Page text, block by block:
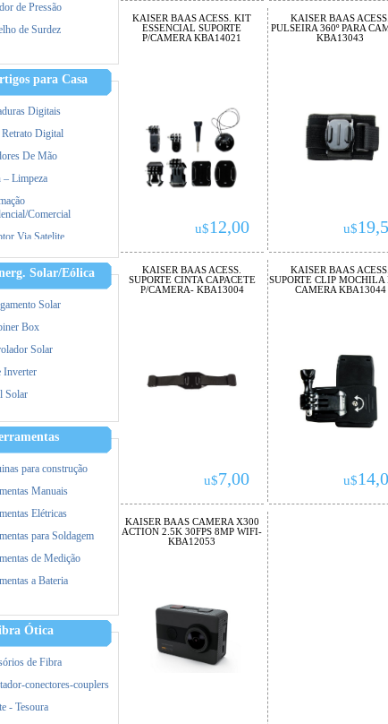
de Pressão
de Surdez
capilar
de Tosa
para Casa
Digitais
Retrato Digital
De Mão
– Limpeza
Comercial
Via Satelite
De Papel
Solar/Eólica
Solar
Box
Solar
Inverter
Solar
para construção
Manuais
Elétricas
para Soldagem
de Medição
a Bateria
de Proteção (EPI)
Ótica
de Fibra
conectores-couplers
- Tesoura
KAISER BAAS ACESS. KIT
ESSENCIAL SUPORTE
P/CAMERA KBA14021
u$12,00
KAISER BAAS ACESS.
PULSEIRA 360º PARA
KBA13043
u$
KAISER BAAS ACESS.
SUPORTE CINTA CAPACETE
P/CAMERA- KBA13004
u$7,00
KAISER BAAS ACESS.
SUPORTE CLIP MOCHILA
CAMERA KBA13044
u$
KAISER BAAS CAMERA X300
ACTION 2.5K 30FPS 8MP WIFI-
KBA12053